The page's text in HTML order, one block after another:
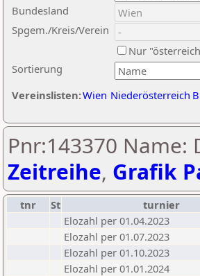
Sortierung
Bundesland
Spgem./Kreis/Verein
Nur
Vereinslisten:Wien Niederösterreich
Pnr:143370 Name:
Zeitreihe, Grafik
tnr St turnier
Elozahl per 01.04.2023
Elozahl per 01.07.2023
Elozahl per 01.10.2023
Elozahl per 01.01.2024